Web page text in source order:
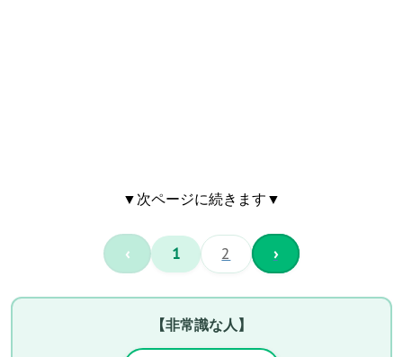
▼次ページに続きます▼
‹ 1 2 ›
【非常識な人】